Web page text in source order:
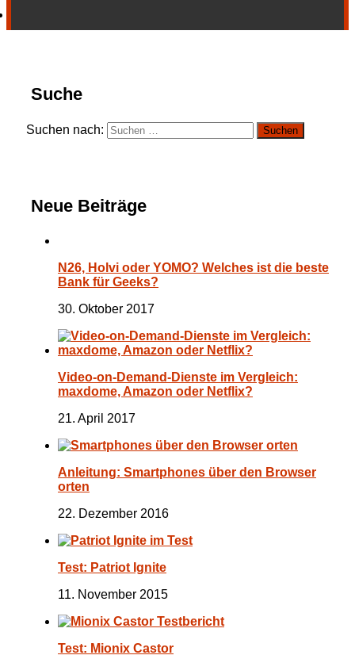
Suche
Suchen nach:
Neue Beiträge
N26, Holvi oder YOMO? Welches ist die beste
Bank für Geeks?
30. Oktober 2017
Video-on-Demand-Dienste im Vergleich:
maxdome, Amazon oder Netflix?
21. April 2017
Anleitung: Smartphones über den Browser
orten
22. Dezember 2016
Test: Patriot Ignite
11. November 2015
Test: Mionix Castor